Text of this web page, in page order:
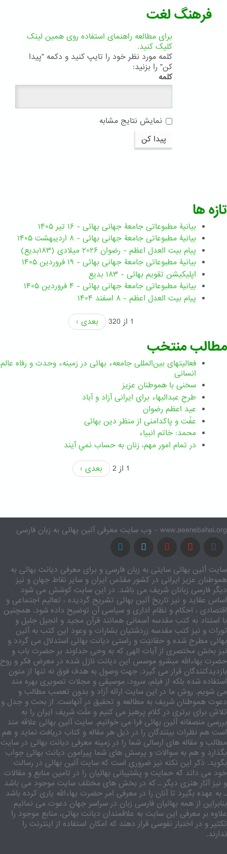
فرهنگ لغت
برای مطالعه راهنمای استفاده روی همین لینک
کلیک کنید.
کلمه مورد نظر خود را تایپ کنید و دکمه "پیدا
کن" را بزنید:
کلمه
نمایش نتایج مشابه
پیدا کن
تازه ها
بیانیۀ مطبوعاتی جامعۀ جهانی بهائی - ۱۶ تیر ۱۴۰۵
بیانیۀ مطبوعاتی جامعۀ جهانی بهائی - ۸ اردیبهشت ۱۴۰۵
پیام بیت العدل اعظم - رضوان ۲۰۲۶ میلادی (۱۸۳بدیع)
بیانیۀ مطبوعاتی جامعۀ جهانی بهائی - ۱۹ فروردین ۱۴۰۵
اپلیکیشن تقویم بهائی - ۱۸۳ بدیع
بیانیۀ مطبوعاتی جامعۀ جهانی بهائی - ۴ فروردین ۱۴۰۵
پیام بیت العدل اعظم - ۸ اسفند ۱۴۰۴
1 از 320
بعدی ›
مطالب منتخب
فعالیتهای بین‌المللی جامعهء بهائی در زمینهء وحدت و رفاه عالم
انسانی
سخنی با هموطنان عزیز
طرحِ عبدالبهاء برایِ ایرانی آزاد و آباد
عید اعظم رضوان
عفّت و پاکدامنی از منظر دین بهائی
محمد: خاتم انبیاء
در تمام امور مهم،‌ زنان به حساب نمي آيند
1 از 2
بعدی ›
www.aeenebahai.org - وب سایت معرفی آئین بهائی به زبان فارسی
سایت آئین بهائی سایتی به زبان فارسی و برای معرفی دیانت بهائی به
هموطنان عزیز ایرانی در کشور مقدّس ایران و سایر نقاط جهان و نیز
دیگر فارسی زبانان شریف می باشد. در این سایت کوشش می شود
اساس عقاید و نیز تاریخ آئین بهائی تشریح گردیده ، تعالیم اجتماعی و
اقتصادی ، احکام و نظام اداری و سیاسی آن توضیح داده شود. همچنین
با استناد به کتب مقدسه آسمانی همانند قرآن مجید و انجیل جلیل و
تورات و نیز کتب مقدسه زردشتیان بشارات و وعود این کتب به آئین
بهائی مطرح شده و حقانیّت و راستی دیانت بهائی استدلال می گردد و
نیز بخش مختصری از آیات الهی که به وحی خداوند بر حضرت باب و
حضرت بهاءالله مبشرو موسس این دیانت نازل شده در معرض فکر و روح
بازدیدکنندگان قرار می گیرد. جهت وصول به هدف فوق نه تنها از متون
استفاده شده بلکه از فیلم، سرود، موسیقی و مجلات تصویری بهره مند
می شویم. روش ما در این سایت ارائه آزاد و بدون تعصب مطالب و
دعوت هموطنان شریف به مطالعه و تحقیق در آنهاست. از بحث و جدل و
تلاش برای برتری در کلام پرهیز می کنیم و ملّت شریف ایران را به
بررسی منصفانه آئین بهائی فرا می خوانیم. سایت آئین بهائی علاقه مند
است هم نظرات بینندگان را در ذیل هر مقاله و کتاب دریافت نماید و هم
مطالب و مقاله های ارسالی شما را در زمینه معرفی دیانت بهائی در سایت
بگذارد و هم به سوالات و پرسش های شما پیرامون دیانت بهائی جواب
بگوید. ذکر این نکته نیز ضروری است که سایت آئین بهائی در رسالت
خود می داند که حمایت و پشتیبانی بهائیان را در تامین منابع و مقالات
و نیز آثار هنری دیگر ـ که در بخش های مختلف سایت موجود می باشد
ـ به عهده بگیرد تا آنان را در معرفی امر حضرت بهاءالله یاری کرده باشد
بنابراین از همه بهائیان فارسی زبان در سراسر جهان دعوت می نمائیم
علاوه بر معرفی این سایت به علاقمندان دیانت بهائی، منابع موجود را
تکثیر و در اختیار نفوسی قرار دهند که امکان استفاده از اینترنت را
ندارند.